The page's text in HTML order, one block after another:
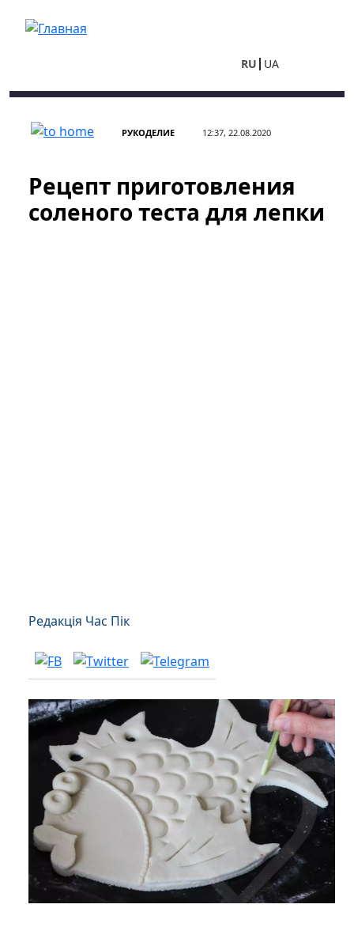
RU UA
РУКОДЕЛИЕ 12:37, 22.08.2020
Рецепт приготовления
соленого теста для лепки
Редакція Час Пік